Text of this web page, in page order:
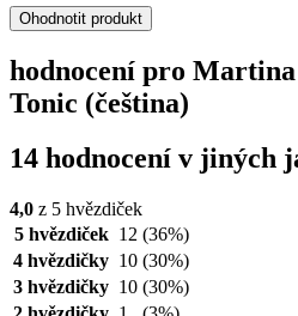
Ohodnotit produkt
hodnocení pro
Tonic (čeština)
14 hodnocení v jiných
4,0 z 5 hvězdiček
5 hvězdiček 12 (36%)
4 hvězdičky 10 (30%)
3 hvězdičky 10 (30%)